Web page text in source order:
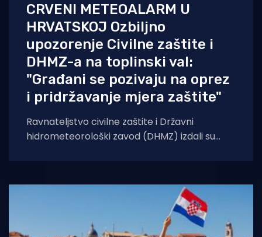
CRVENI METEOALARM U
HRVATSKOJ Ozbiljno
upozorenje Civilne zaštite i
DHMZ-a na toplinski val:
"Građani se pozivaju na oprez
i pridržavanje mjera zaštite"
Ravnateljstvo civilne zaštite i Državni
hidrometeorološki zavod (DHMZ) izdali su
sutra zahvatiti